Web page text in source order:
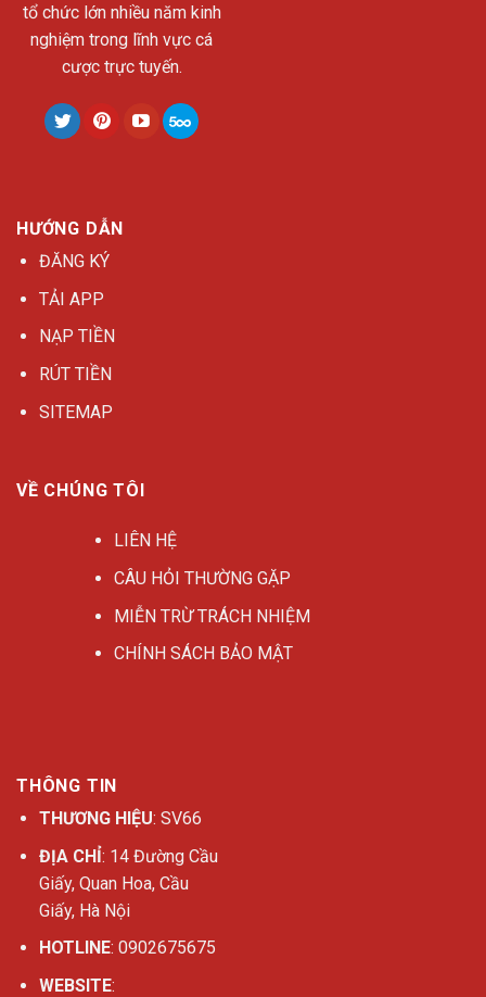
tổ chức lớn nhiều năm kinh
nghiệm trong lĩnh vực cá
cược trực tuyến.
HƯỚNG DẪN
ĐĂNG KÝ
TẢI APP
NẠP TIỀN
RÚT TIỀN
SITEMAP
VỀ CHÚNG TÔI
LIÊN HỆ
CÂU HỎI THƯỜNG GẶP
MIỄN TRỪ TRÁCH NHIỆM
CHÍNH SÁCH BẢO MẬT
THÔNG TIN
THƯƠNG HIỆU: SV66
ĐỊA CHỈ: 14 Đường Cầu
Giấy, Quan Hoa, Cầu
Giấy, Hà Nội
HOTLINE: 0902675675
WEBSITE: